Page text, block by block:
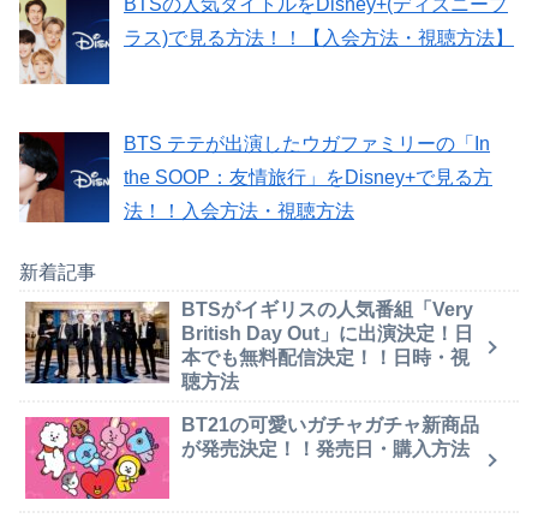
ラス)で見る方法！！【入会方法・視聴方法】
BTS テテが出演したウガファミリーの「In
the SOOP：友情旅行」をDisney+で見る方
法！！入会方法・視聴方法
新着記事
BTSがイギリスの人気番組「Very
British Day Out」に出演決定！日
本でも無料配信決定！！日時・視
聴方法
BT21の可愛いガチャガチャ新商品
が発売決定！！発売日・購入方法